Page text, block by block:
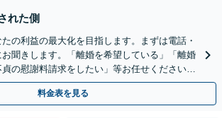
れた側
たの利益の最大化を目指します。まずは電話・
聞きします。「離婚を希望している」「離婚
の慰謝料請求をしたい」等お任せください。
設定】
料金表を見る